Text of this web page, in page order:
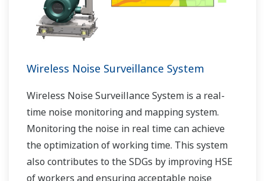
Wireless Noise Surveillance System
Wireless Noise Surveillance System is a real-
time noise monitoring and mapping system.
Monitoring the noise in real time can achieve
the optimization of working time. This system
also contributes to the SDGs by improving HSE
of workers and ensuring acceptable noise